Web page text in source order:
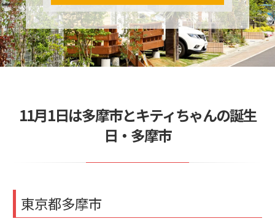
11月1日は多摩市とキティちゃんの誕生
日・多摩市
東京都多摩市